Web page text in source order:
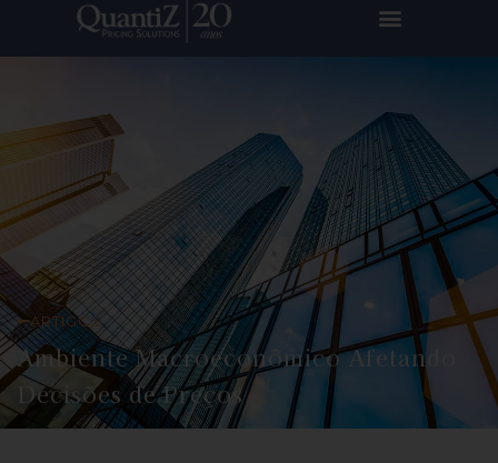
ARTIGOS
Ambiente Macroeconômico Afetando
Decisões de Preços